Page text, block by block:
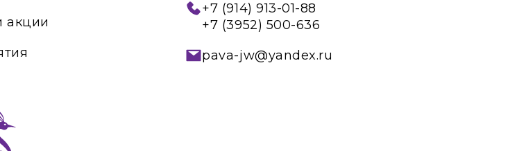
акции
+7 (914) 913-01-88
+7 (3952) 500-636
pava-jw@yandex.ru